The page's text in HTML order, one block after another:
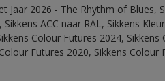
Jaar 2026 - The Rhythm of Blues,
Sikkens ACC naar RAL, Sikkens
Colour Futures 2024,
Futures 2020, Sikkens Colour